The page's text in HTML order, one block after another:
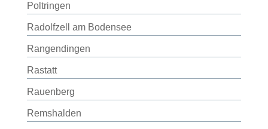
Poltringen
Radolfzell am Bodensee
Rangendingen
Rastatt
Rauenberg
Remshalden